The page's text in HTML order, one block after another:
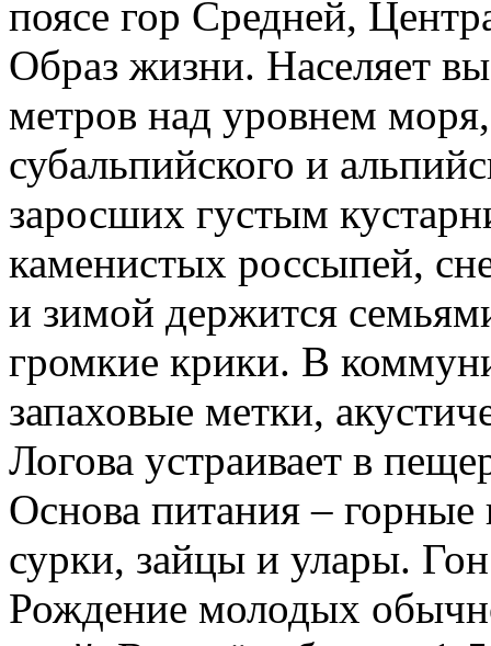
поясе гор Средней,
Образ жизни. Населяет
метров над уровнем
субальпийского и
заросших густым
каменистых россыпей,
и зимой держится
громкие крики. В
запаховые метки,
Логова устраивает в
Основа питания –
сурки, зайцы и улары.
Рождение молодых